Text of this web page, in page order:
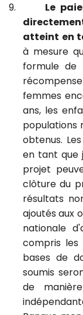
9.
Le
atteint en
à mesure
formule de
femmes
ans, les
populations
obtenus.
en tant que
projet
clôture du
résultats
ajoutés aux
nationale
compris les
bases de
soumis
de